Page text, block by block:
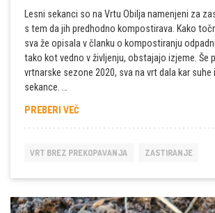
Lesni sekanci so na Vrtu Obilja namenjeni za
s tem da jih predhodno kompostirava. Kako
sva že opisala v članku o kompostiranju
tako kot vedno v življenju, obstajajo izjeme. Še
vrtnarske sezone 2020, sva na vrt dala kar suhe
sekance. …
PREBERI VEČLESNI
VRTU
VRT BREZ PREKOPAVANJA ZASTIRANJE